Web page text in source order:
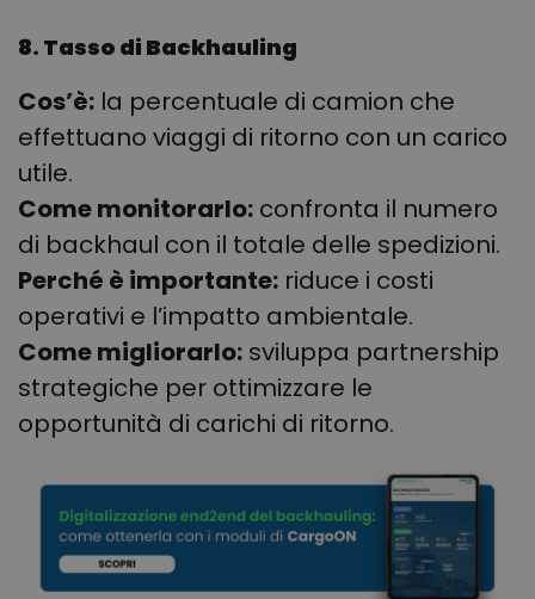
8. Tasso di Backhauling
Cos’è: la percentuale di camion che
effettuano viaggi di ritorno con un carico
utile.
Come monitorarlo: confronta il numero
di backhaul con il totale delle spedizioni.
Perché è importante: riduce i costi
operativi e l’impatto ambientale.
Come migliorarlo: sviluppa partnership
strategiche per ottimizzare le
opportunità di carichi di ritorno.